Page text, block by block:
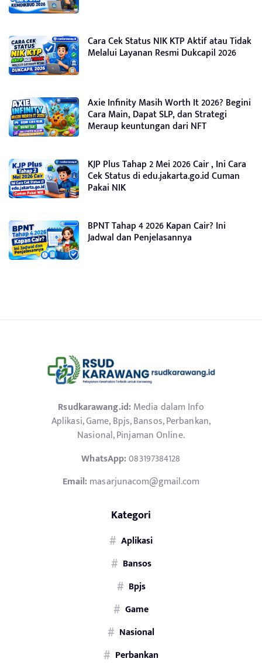
Cara Cek Status NIK KTP Aktif atau Tidak
Melalui Layanan Resmi Dukcapil 2026
Axie Infinity Masih Worth It 2026? Begini
Cara Main, Dapat SLP, dan Strategi
Meraup keuntungan dari NFT
KJP Plus Tahap 2 Mei 2026 Cair , Ini Cara
Cek Status di edu.jakarta.go.id Cuman
Pakai NIK
BPNT Tahap 4 2026 Kapan Cair? Ini
Jadwal dan Penjelasannya
Rsudkarawang.id:Media dalam Info
Aplikasi, Game, Bpjs, Bansos, Perbankan,
Nasional, Pinjaman Online.
WhatsApp:083197384128
Email:masarjunacom@gmail.com
Kategori
Aplikasi
Bansos
Bpjs
Game
Nasional
Perbankan